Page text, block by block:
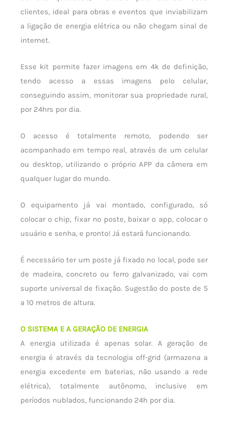
clientes, ideal para obras e eventos que inviabilizam
a ligação de energia elétrica ou não chegam sinal de
internet.
Esse kit permite fazer imagens em 4k de definição,
tendo acesso a essas imagens pelo celular,
conseguindo assim, monitorar sua propriedade rural,
por 24hrs por dia.
O acesso é totalmente remoto, podendo ser
acompanhado em tempo real, através de um celular
ou desktop, utilizando o próprio APP da câmera em
qualquer lugar do mundo.
O equipamento já vai montado, configurado, só
colocar o chip, fixar no poste, baixar o app, colocar o
usuário e senha, e pronto! Já estará funcionando.
É necessário ter um poste já fixado no local, pode ser
de madeira, concreto ou ferro galvanizado, vai com
suporte universal de fixação. Sugestão do poste de 5
a 10 metros de altura.
O SISTEMA E A GERAÇÃO DE ENERGIA
A energia utilizada é apenas solar. A geração de
energia é através da tecnologia off-grid (armazena a
energia excedente em baterias, não usando a rede
elétrica), totalmente autônomo, inclusive em
períodos nublados, funcionando 24h por dia.